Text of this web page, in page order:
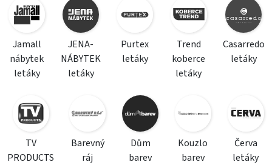
Jamall
nábytek
letáky
JENA-
NÁBYTEK
letáky
Purtex
letáky
Trend
koberce
letáky
Casarredo
letáky
TV
PRODUCTS
Barevný
ráj
Dům
barev
Kouzlo
barev
Červa
letáky